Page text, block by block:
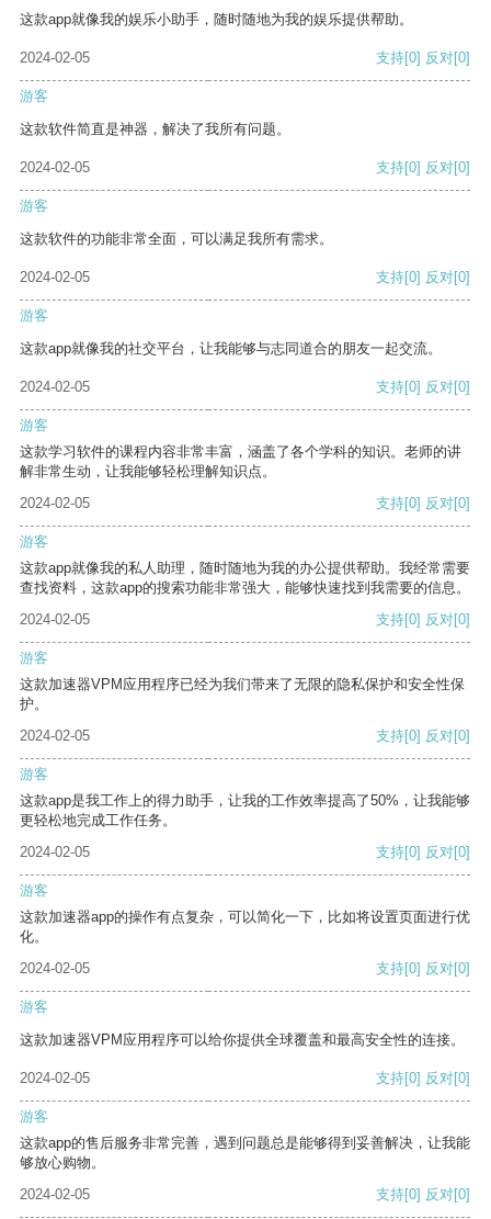
这款app就像我的娱乐小助手，随时随地为我的娱乐提供帮助。
2024-02-05 支持[0] 反对[0]
游客
这款软件简直是神器，解决了我所有问题。
2024-02-05 支持[0] 反对[0]
游客
这款软件的功能非常全面，可以满足我所有需求。
2024-02-05 支持[0] 反对[0]
游客
这款app就像我的社交平台，让我能够与志同道合的朋友一起交流。
2024-02-05 支持[0] 反对[0]
游客
这款学习软件的课程内容非常丰富，涵盖了各个学科的知识。老师的讲
解非常生动，让我能够轻松理解知识点。
2024-02-05
支持[0] 反对[0]
游客
这款app就像我的私人助理，随时随地为我的办公提供帮助。我经常需要
查找资料，这款app的搜索功能非常强大，能够快速找到我需要的信息。
2024-02-05
支持[0] 反对[0]
游客
这款加速器VPM应用程序已经为我们带来了无限的隐私保护和安全性保
护。
2024-02-05
支持[0] 反对[0]
游客
这款app是我工作上的得力助手，让我的工作效率提高了50%，让我能够
更轻松地完成工作任务。
2024-02-05
支持[0] 反对[0]
游客
这款加速器app的操作有点复杂，可以简化一下，比如将设置页面进行优
化。
2024-02-05
支持[0] 反对[0]
游客
这款加速器VPM应用程序可以给你提供全球覆盖和最高安全性的连接。
2024-02-05 支持[0] 反对[0]
游客
这款app的售后服务非常完善，遇到问题总是能够得到妥善解决，让我能
够放心购物。
2024-02-05
支持[0] 反对[0]